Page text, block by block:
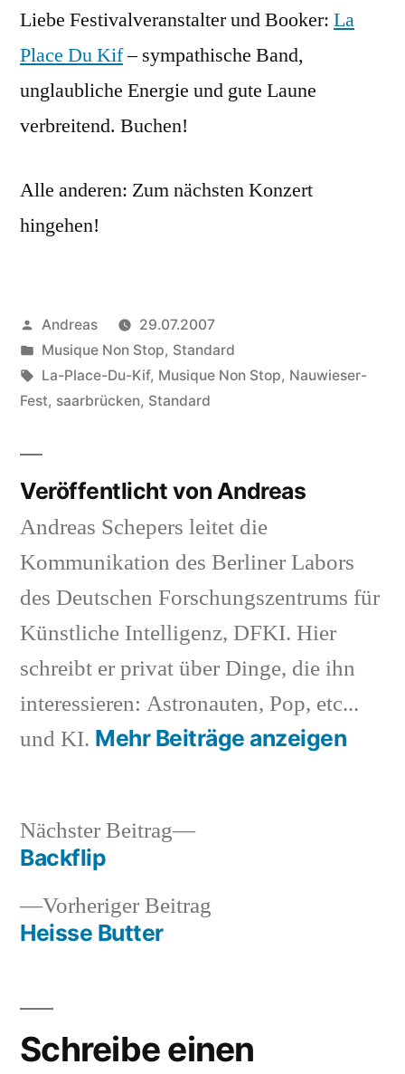
Liebe Festivalveranstalter und Booker: La
Place Du Kif– sympathische Band,
unglaubliche Energie und gute Laune
verbreitend. Buchen!
Alle anderen: Zum nächsten Konzert
hingehen!
Veröffentlicht
von
Andreas
29.07.2007
Veröffentlicht
in
Musique Non Stop, Standard
Schlagwörter:
La-Place-Du-Kif, Musique Non Stop, Nauwieser-
Fest, saarbrücken, Standard
Veröffentlicht von Andreas
Andreas Schepers leitet die
Kommunikation des Berliner Labors
des Deutschen Forschungszentrums für
Künstliche Intelligenz, DFKI. Hier
schreibt er privat über Dinge, die ihn
interessieren: Astronauten, Pop, etc...
und KI. Mehr Beiträge anzeigen
Beitragsnavigation
Vorheriger Beitrag
Heisse Butter
Nächster Beitrag
Nächster
Backflip
Schreibe einen